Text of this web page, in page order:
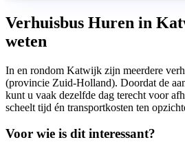
Verhuisbus Huren in
weten
In en rondom Katwijk zijn meerdere
(provincie Zuid-Holland). Doordat de
kunt u vaak dezelfde dag terecht voor
scheelt tijd én transportkosten ten
Voor wie is dit interessant?